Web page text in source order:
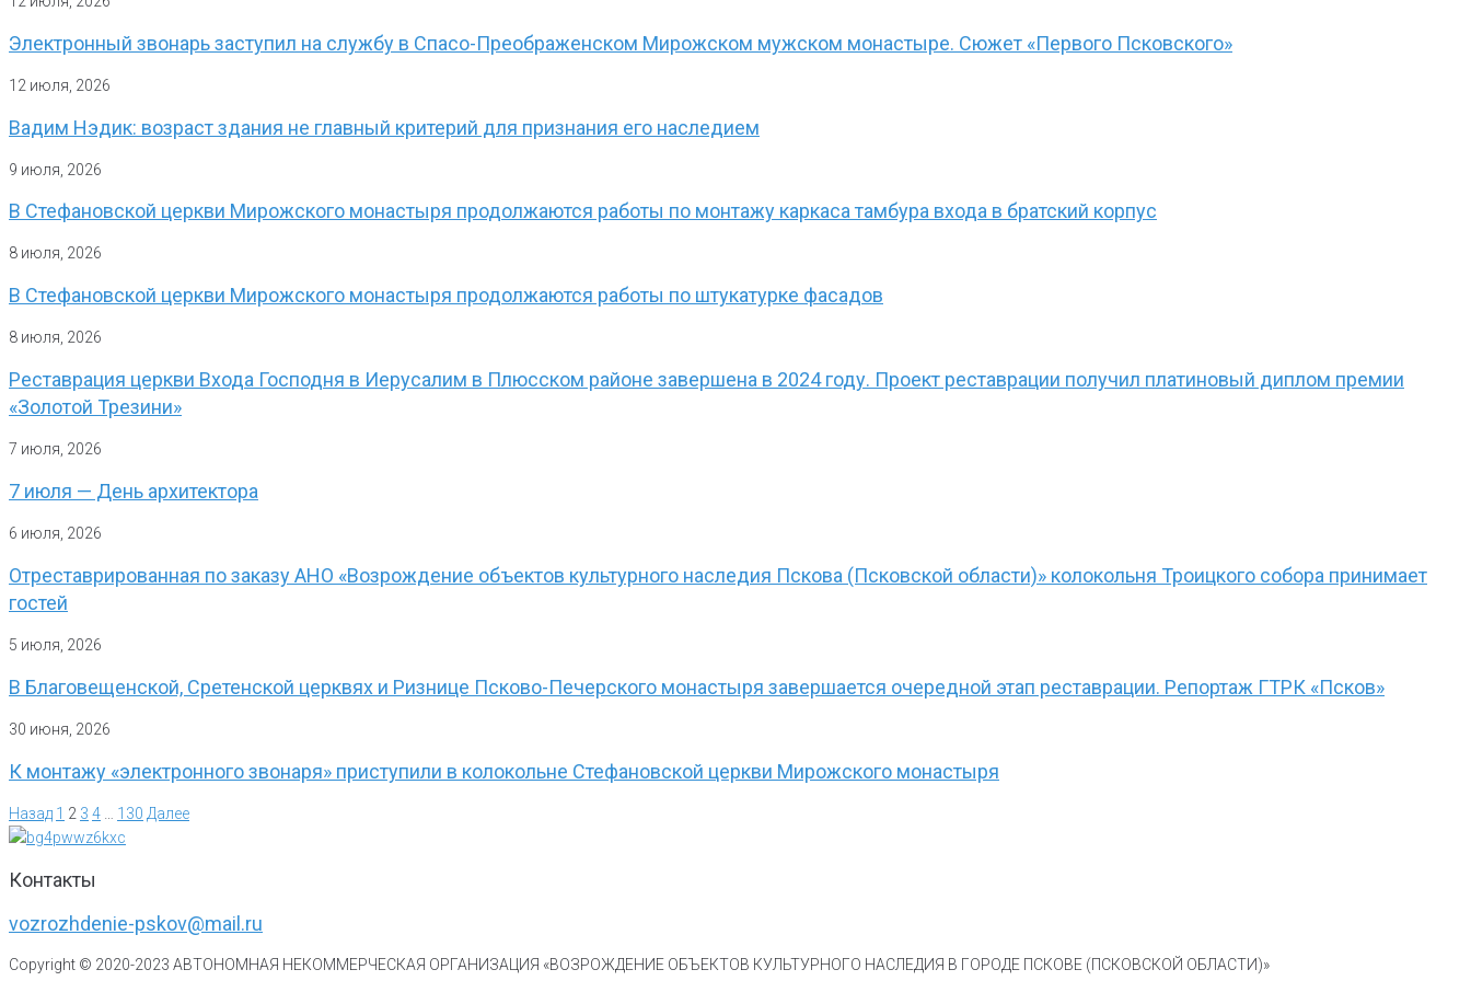
Электронный звонарь заступил на службу в Спасо-Преображенском Мирожском мужском монастыре. Сюжет «Первого Псковского»
12 июля, 2026
Вадим Нэдик: возраст здания не главный критерий для признания его наследием
9 июля, 2026
В Стефановской церкви Мирожского монастыря продолжаются работы по монтажу каркаса тамбура входа в братский корпус
8 июля, 2026
В Стефановской церкви Мирожского монастыря продолжаются работы по штукатурке фасадов
8 июля, 2026
Реставрация церкви Входа Господня в Иерусалим в Плюсском районе завершена в 2024 году. Проект реставрации получил платиновый диплом премии
«Золотой Трезини»
7 июля, 2026
7 июля — День архитектора
6 июля, 2026
Отреставрированная по заказу АНО «Возрождение объектов культурного наследия Пскова (Псковской области)» колокольня Троицкого собора принимает
гостей
5 июля, 2026
В Благовещенской, Сретенской церквях и Ризнице Псково-Печерского монастыря завершается очередной этап реставрации. Репортаж ГТРК «Псков»
30 июня, 2026
К монтажу «электронного звонаря» приступили в колокольне Стефановской церкви Мирожского монастыря
Назад 1 2 3 4 130 Далее
Контакты
vozrozhdenie-pskov@mail.ru
Copyright © 2020-2023 АВТОНОМНАЯ НЕКОММЕРЧЕСКАЯ ОРГАНИЗАЦИЯ «ВОЗРОЖДЕНИЕ ОБЪЕКТОВ КУЛЬТУРНОГО НАСЛЕДИЯ В ГОРОДЕ ПСКОВЕ (ПСКОВСКОЙ ОБЛАСТИ)»